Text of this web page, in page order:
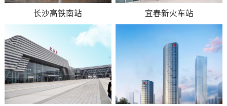
长沙高铁南站 宜春新火车站